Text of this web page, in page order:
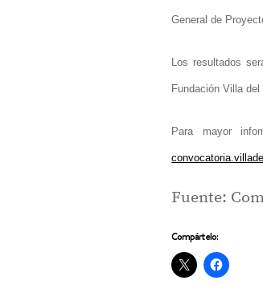
General de
Los resultados
Fundación Villa
Para mayor
Fuente:
Compártelo: